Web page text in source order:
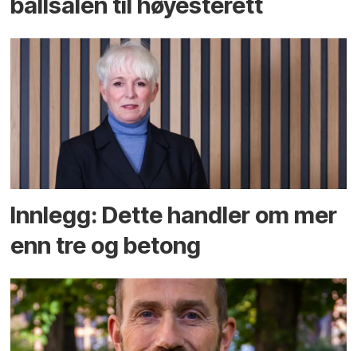
Innlegg: Dette handler om mer
enn tre og betong